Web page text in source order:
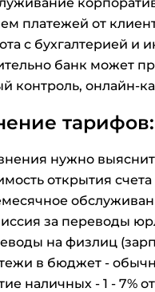
платежей от
с бухгалтерией и
банк может
контроль, онлайн-
нужно
открытия счета
за переводы
на физлиц
в бюджет -
наличных - 1 - 7%